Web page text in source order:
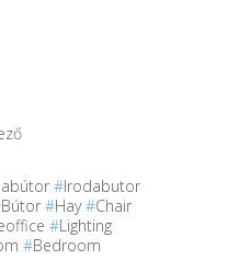
#Irodabutor
Bútor #Hay#Chair
#Lighting
#Bedroom